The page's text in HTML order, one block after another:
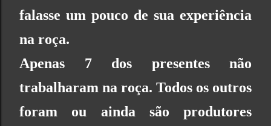
falasse um pouco de sua experiência
na roça.
Apenas 7 dos presentes não
trabalharam na roça. Todos os outros
foram ou ainda são produtores